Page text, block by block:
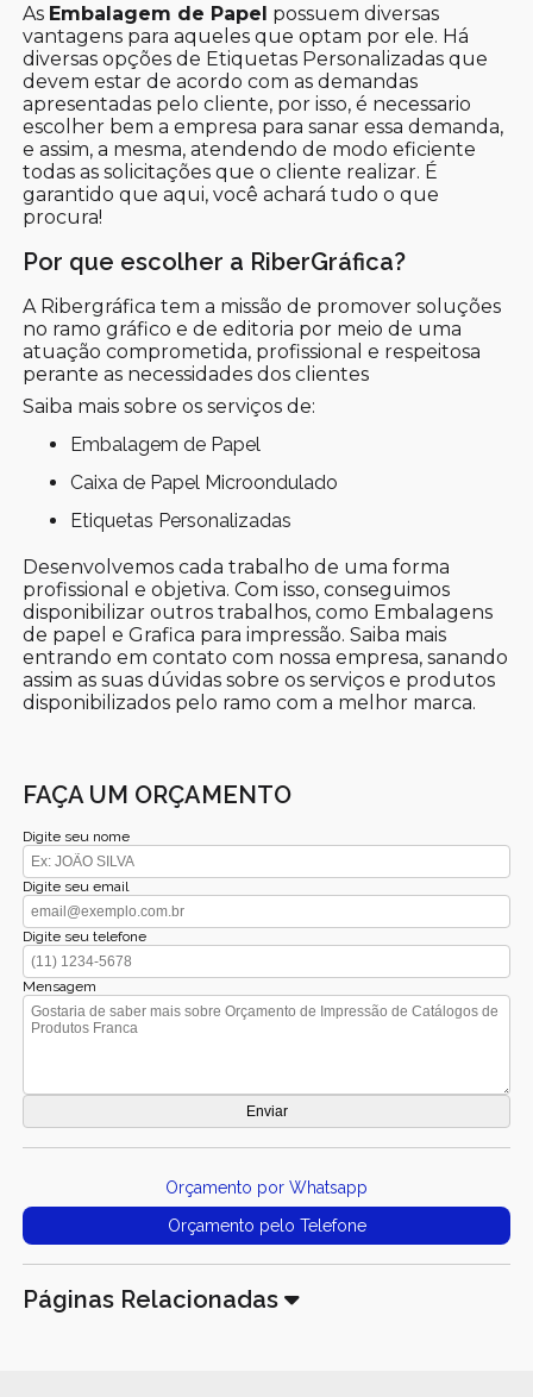
As Embalagem de Papel possuem diversas
vantagens para aqueles que optam por ele. Há
diversas opções de Etiquetas Personalizadas que
devem estar de acordo com as demandas
apresentadas pelo cliente, por isso, é necessario
escolher bem a empresa para sanar essa demanda,
e assim, a mesma, atendendo de modo eficiente
todas as solicitações que o cliente realizar. É
garantido que aqui, você achará tudo o que
procura!
Por que escolher a RiberGráfica?
A Ribergráfica tem a missão de promover soluções
no ramo gráfico e de editoria por meio de uma
atuação comprometida, profissional e respeitosa
perante as necessidades dos clientes
Saiba mais sobre os serviços de:
Embalagem de Papel
Caixa de Papel Microondulado
Etiquetas Personalizadas
Desenvolvemos cada trabalho de uma forma
profissional e objetiva. Com isso, conseguimos
disponibilizar outros trabalhos, como Embalagens
de papel e Grafica para impressão. Saiba mais
entrando em contato com nossa empresa, sanando
assim as suas dúvidas sobre os serviços e produtos
disponibilizados pelo ramo com a melhor marca.
FAÇA UM ORÇAMENTO
Digite seu nome
Digite seu email
Digite seu telefone
Mensagem
Orçamento por Whatsapp
Orçamento pelo Telefone
Páginas Relacionadas